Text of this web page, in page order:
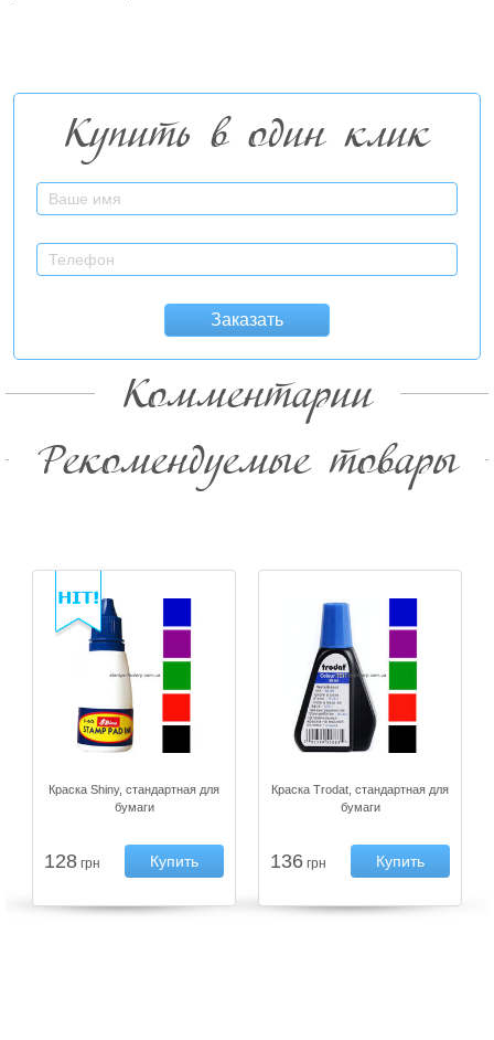
Купить в один клик
Заказать
Комментарии
Рекомендуемые товары
Краска Shiny, стандартная для
бумаги
128 грн Купить
Краска Trodat, стандартная для
бумаги
136 грн Купить